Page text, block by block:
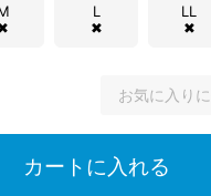
L
✖
LL
✖
お気に入り
カートに入れる